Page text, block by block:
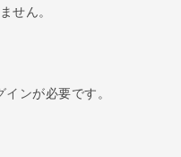
せん。
インが必要です。